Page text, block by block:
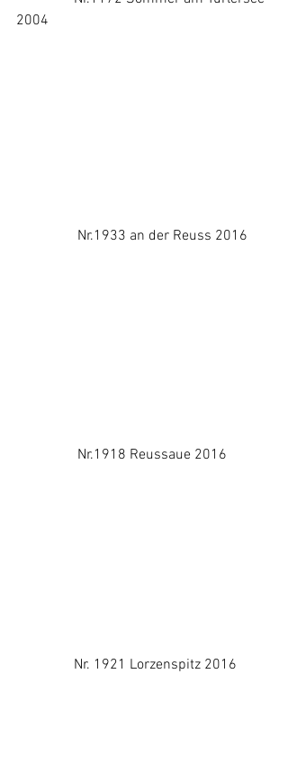
2004
                 Nr.1933 an der Reuss 2016
                 Nr.1918 Reussaue 2016
                Nr. 1921 Lorzenspitz 2016